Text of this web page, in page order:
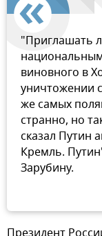
"Приглашать
виновного в
уничтожении
же самых
странно, но
сказал Путин
Кремль.
Зарубину.